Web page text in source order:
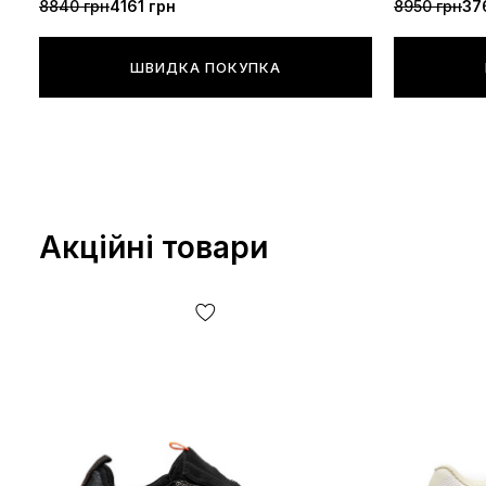
8840 грн4161 грн
ШВИДКА ПОКУПКА
8950 грн
Акційні товари